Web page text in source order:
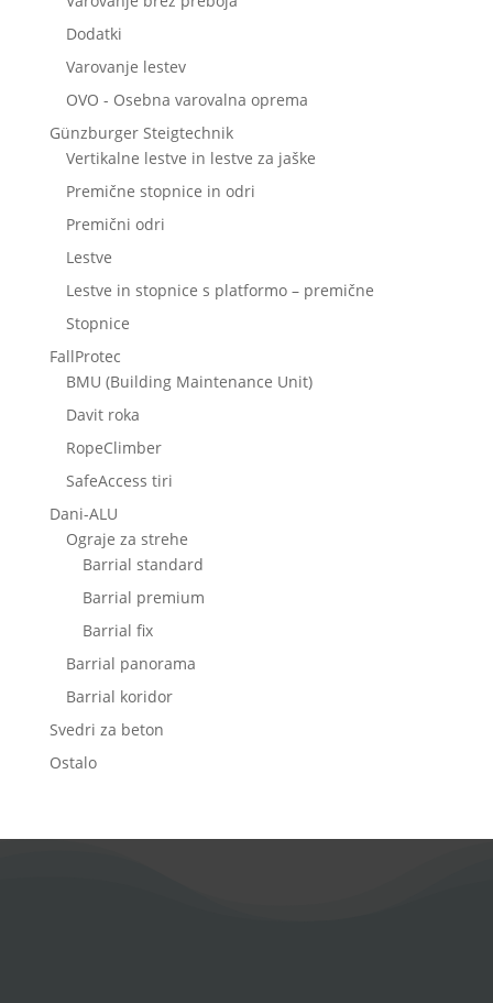
Dodatki
Varovanje lestev
OVO - Osebna varovalna oprema
Günzburger Steigtechnik
Vertikalne lestve in lestve za jaške
Premične stopnice in odri
Premični odri
Lestve
Lestve in stopnice s platformo – premične
Stopnice
FallProtec
BMU (Building Maintenance Unit)
Davit roka
RopeClimber
SafeAccess tiri
Dani-ALU
Ograje za strehe
Barrial standard
Barrial premium
Barrial fix
Barrial panorama
Barrial koridor
Svedri za beton
Ostalo